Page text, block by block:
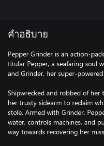
คำอธิบาย
Pepper Grinder is an action-
titular Pepper, a seafaring soul
and Grinder, her super-
Shipwrecked and robbed of her
her trusty sidearm to reclaim
stole. Armed with Grinder,
water, controls machines, and
way towards recovering her